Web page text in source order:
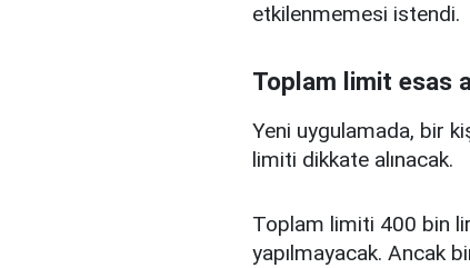
etkilenmemesi istendi.
Toplam limit esas
Yeni uygulamada, bir
limiti dikkate alınacak.
Toplam limiti 400 bin
yapılmayacak. Ancak